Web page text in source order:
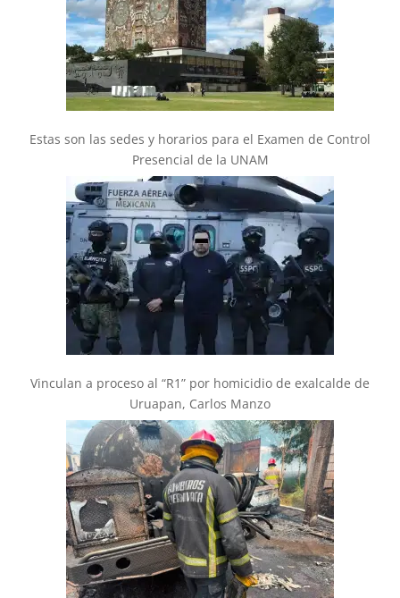
Estas son las sedes y horarios para el Examen de Control
Presencial de la UNAM
Vinculan a proceso al “R1” por homicidio de exalcalde de
Uruapan, Carlos Manzo